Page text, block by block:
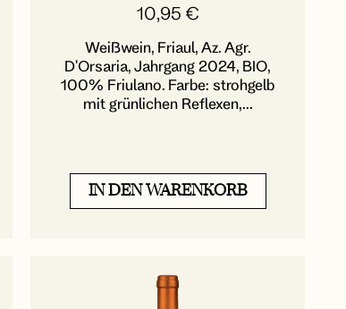
10,95 €
Weißwein, Friaul, Az. Agr.
D'Orsaria, Jahrgang 2024, BIO,
100% Friulano. Farbe: strohgelb
mit grünlichen Reflexen,...
IN DEN WARENKORB